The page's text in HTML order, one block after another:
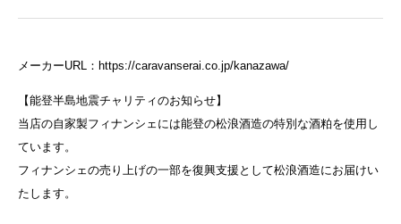
メーカーURL： https://caravanserai.co.jp/kanazawa/
【能登半島地震チャリティのお知らせ】
当店の自家製フィナンシェには能登の松浪酒造の特別な酒粕を使用し
ています。
フィナンシェの売り上げの一部を復興支援として松浪酒造にお届けい
たします。